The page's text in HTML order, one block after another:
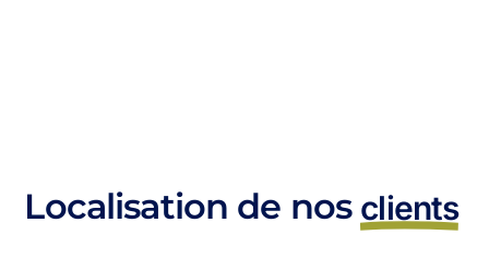
Localisation de nos clients